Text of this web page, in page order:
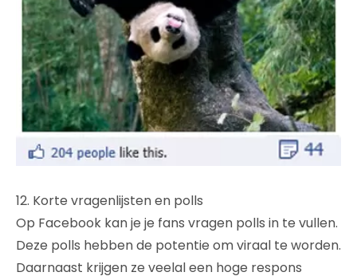
12. Korte vragenlijsten en polls
Op Facebook kan je je fans vragen polls in te vullen.
Deze polls hebben de potentie om viraal te worden.
Daarnaast krijgen ze veelal een hoge respons